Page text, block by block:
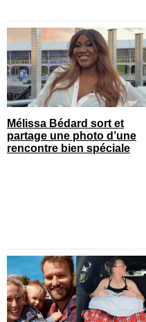
Mélissa Bédard sort et
partage une photo d’une
rencontre bien spéciale